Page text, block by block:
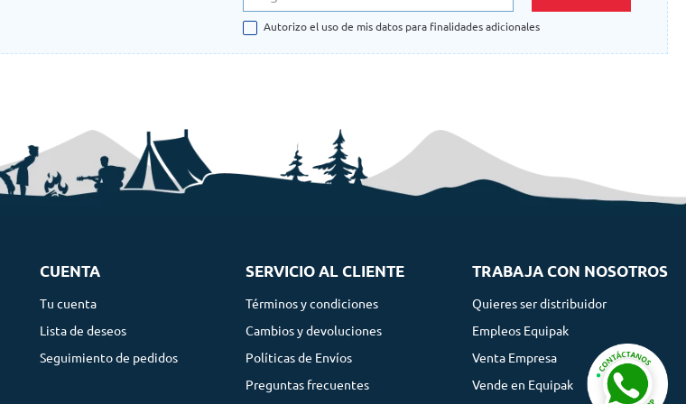
Autorizo el uso de mis datos para finalidades adicionales
CUENTA
Tu cuenta
Lista de deseos
Seguimiento de pedidos
SERVICIO AL CLIENTE
Términos y condiciones
Cambios y devoluciones
Políticas de Envíos
Preguntas frecuentes
TRABAJA CON NOSOTROS
Quieres ser distribuidor
Empleos Equipak
Venta Empresa
Vende en Equipak